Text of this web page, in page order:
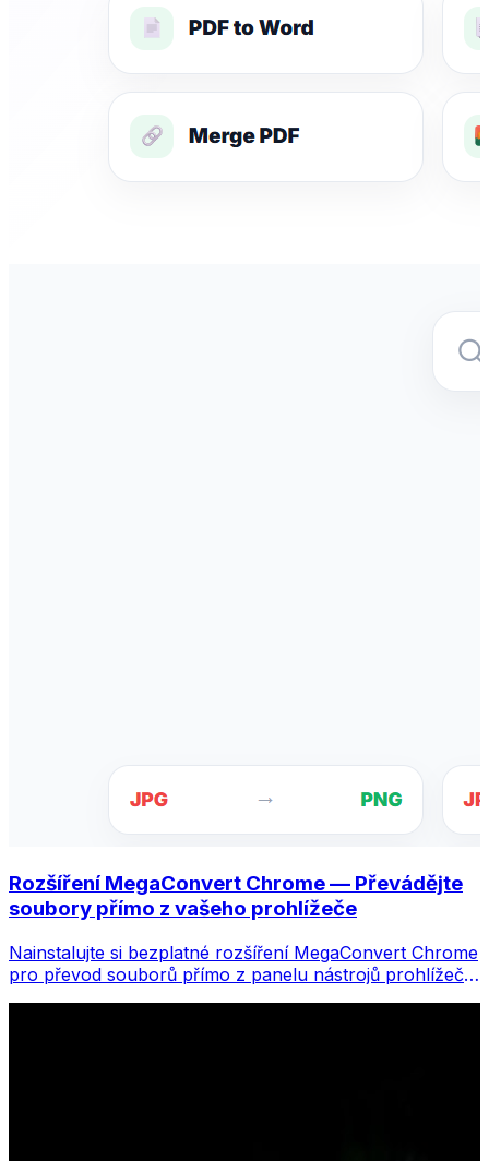
Rozšíření MegaConvert Chrome — Převádějte
soubory přímo z vašeho prohlížeče
Nainstalujte si bezplatné rozšíření MegaConvert Chrome
pro převod souborů přímo z panelu nástrojů prohlížeče.